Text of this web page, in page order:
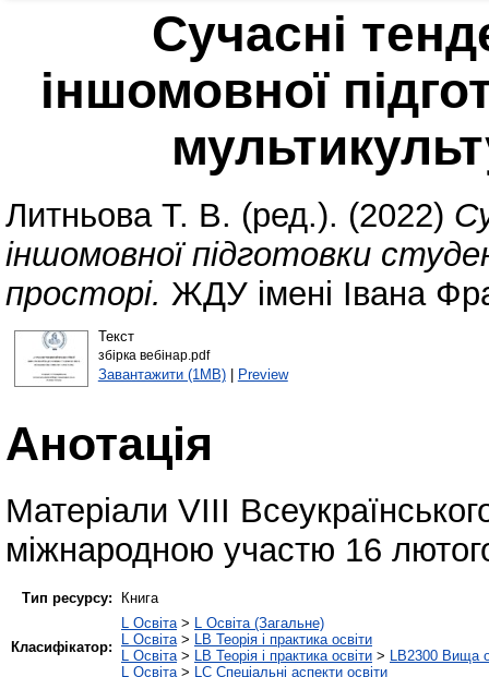
Сучасні
іншомовної
Литньова Т. В. (ред.). (2022)
іншомовної підготовки
просторі. ЖДУ імені Івана
Текст
збірка вебінар.pdf
Завантажити (1MB)| Preview
Анотація
Матеріали VІІI
міжнародною участю 16
Тип ресурсу: Книга
Класифікатор:
L Освіта > L Освіта (Загальне)
L Освіта > LB Теорія і практика освіти
L Освіта > LB Теорія і практика освіти > LB2300 Вища
L Освіта > LC Спеціальні аспекти освіти